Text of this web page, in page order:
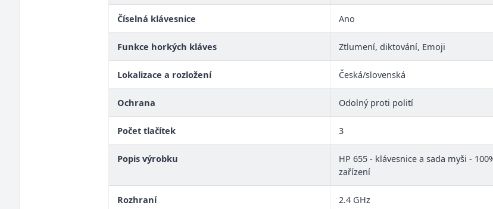
Číselná klávesnice Ano
Funkce horkých kláves Ztlumení, diktování, Emoji
Lokalizace a rozložení Česká/slovenská
Ochrana Odolný proti polití
Počet tlačítek 3
Popis výrobku
HP 655 - klávesnice a sada myši -
zařízení
Rozhraní 2.4 GHz